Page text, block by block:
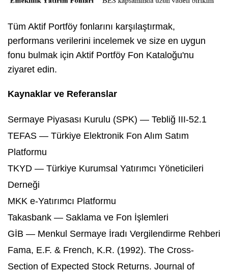
Tüm Aktif Portföy fonlarını karşılaştırmak,
performans verilerini incelemek ve size en uygun
fonu bulmak için Aktif Portföy Fon Kataloğu'nu
ziyaret edin.
Kaynaklar ve Referanslar
Sermaye Piyasası Kurulu (SPK) — Tebliğ III-52.1
TEFAS — Türkiye Elektronik Fon Alım Satım
Platformu
TKYD — Türkiye Kurumsal Yatırımcı Yöneticileri
Derneği
MKK e-Yatırımcı Platformu
Takasbank — Saklama ve Fon İşlemleri
GİB — Menkul Sermaye İradı Vergilendirme Rehberi
Fama, E.F. & French, K.R. (1992). The Cross-
Section of Expected Stock Returns. Journal of